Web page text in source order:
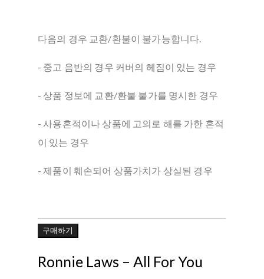
다음의 경우 교환/환불이 불가능합니다.
- 중고 음반의 경우 커버의 헤짐이 있는 경우
- 상품 정보에 교환/환불 불가를 명시한 경우
- 사용흔적이나 상품에 고의로 해를 가한 흔적
이 있는 경우
- 제품이 훼손되어 상품가치가 상실된 경우
구매하기
Ronnie Laws ‎– All For You